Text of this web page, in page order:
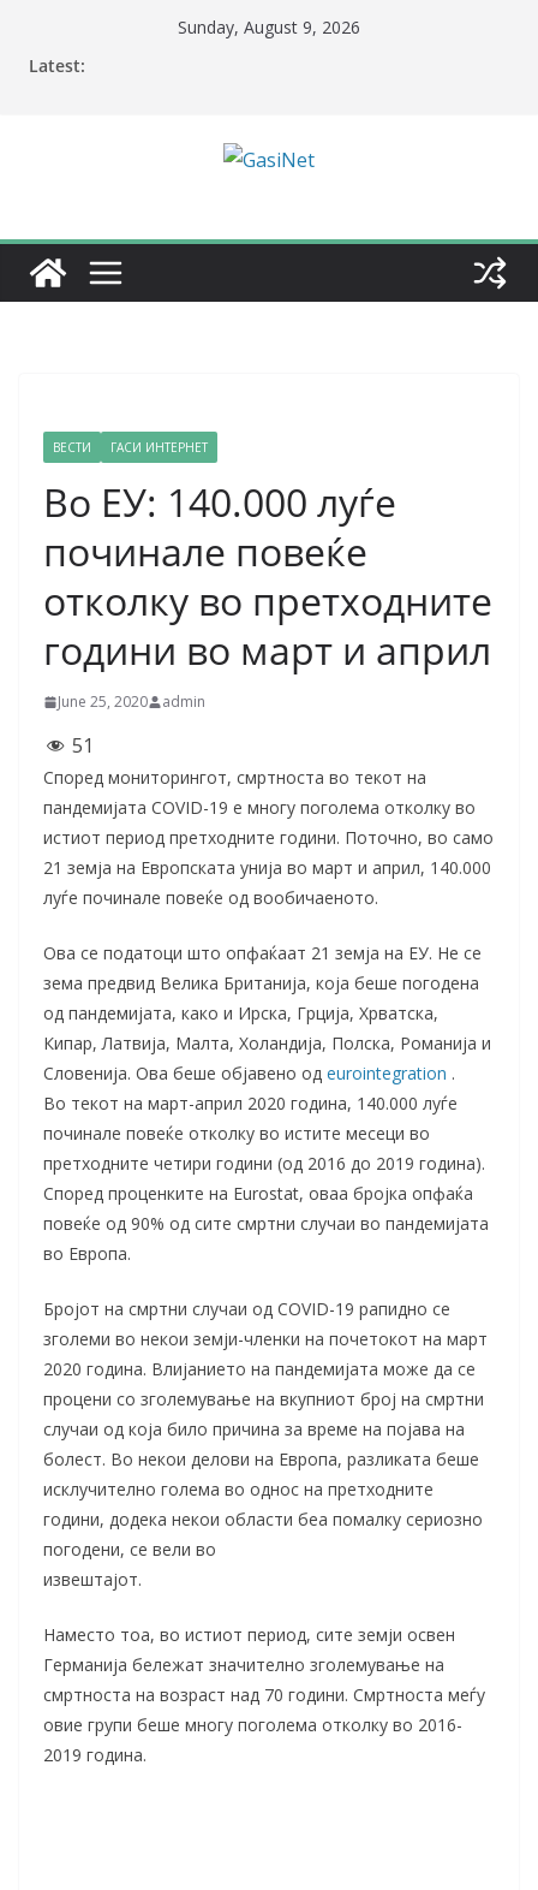
Sunday, August 9, 2026
Latest:
ВЕСТИ ГАСИ ИНТЕРНЕТ
Во ЕУ: 140.000 луѓе
починале повеќе
отколку во претходните
години во март и април
June 25, 2020 admin
51
Според мониторингот, смртноста во текот на
пандемијата COVID-19 е многу поголема отколку во
истиот период претходните години. Поточно, во само
21 земја на Европската унија во март и април, 140.000
луѓе починале повеќе од вообичаеното.
Ова се податоци што опфаќаат 21 земја на ЕУ. Не се
зема предвид Велика Британија, која беше погодена
од пандемијата, како и Ирска, Грција, Хрватска,
Кипар, Латвија, Малта, Холандија, Полска, Романија и
Словенија. Ова беше објавено од eurointegration .
Во текот на март-април 2020 година, 140.000 луѓе
починале повеќе отколку во истите месеци во
претходните четири години (од 2016 до 2019 година).
Според проценките на Eurostat, оваа бројка опфаќа
повеќе од 90% од сите смртни случаи во пандемијата
во Европа.
Бројот на смртни случаи од COVID-19 рапидно се
зголеми во некои земји-членки на почетокот на март
2020 година. Влијанието на пандемијата може да се
процени со зголемување на вкупниот број на смртни
случаи од која било причина за време на појава на
болест. Во некои делови на Европа, разликата беше
исклучително голема во однос на претходните
години, додека некои области беа помалку сериозно
погодени, се вели во
извештајот.
Наместо тоа, во истиот период, сите земји освен
Германија бележат значително зголемување на
смртноста на возраст над 70 години. Смртноста меѓу
овие групи беше многу поголема отколку во 2016-
2019 година.